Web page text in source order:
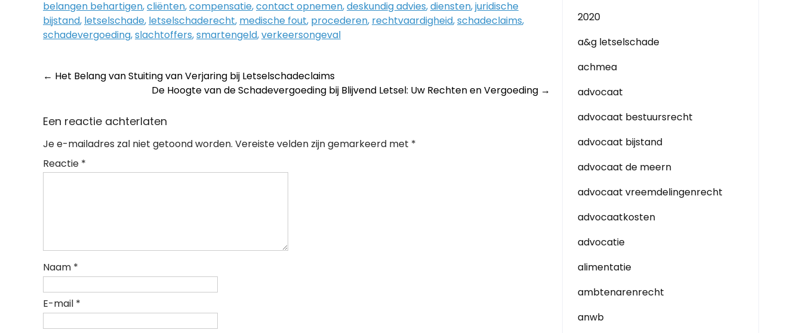
belangen behartigen,cliënten,compensatie,contact opnemen,deskundig advies,diensten,juridische
bijstand, letselschade, letselschaderecht, medische fout, procederen, rechtvaardigheid,schadeclaims,
schadevergoeding,slachtoffers,smartengeld,verkeersongeval
Post
← Het Belang van Stuiting van Verjaring bij Letselschadeclaims
De Hoogte van de Schadevergoeding bij Blijvend Letsel: Uw Rechten en Vergoeding →
Een reactie achterlaten
Je e-mailadres zal niet getoond worden. Vereiste velden zijn gemarkeerd met *
Reactie *
Naam *
E-mail *
2020
a&g letselschade
achmea
advocaat
advocaat bestuursrecht
advocaat bijstand
advocaat de meern
advocaat vreemdelingenrecht
advocaatkosten
advocatie
alimentatie
ambtenarenrecht
anwb